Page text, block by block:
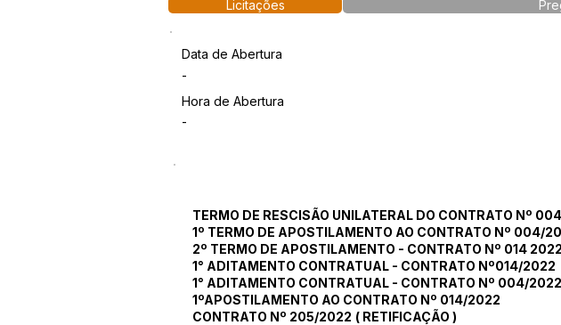
Licitações
Data de Abertura
-
Hora de Abertura
-
TERMO DE RESCISÃO UNILATERAL DO CONTRATO Nº
1º TERMO DE APOSTILAMENTO AO CONTRATO Nº 004/
2º TERMO DE APOSTILAMENTO - CONTRATO Nº 014 2022
1° ADITAMENTO CONTRATUAL - CONTRATO Nº014/2022
1° ADITAMENTO CONTRATUAL - CONTRATO Nº 004/2022
1ºAPOSTILAMENTO AO CONTRATO Nº 014/2022
CONTRATO Nº 205/2022 ( RETIFICAÇÃO )